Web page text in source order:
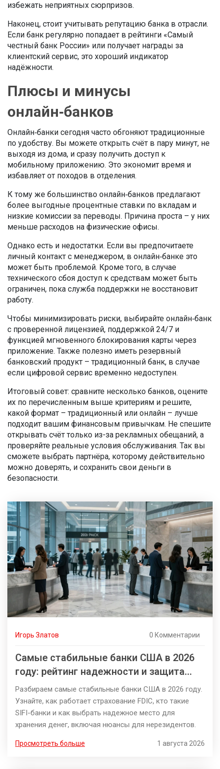
избежать неприятных сюрпризов.
Наконец, стоит учитывать репутацию банка в отрасли.
Если банк регулярно попадает в рейтинги «Самый
честный банк России» или получает награды за
клиентский сервис, это хороший индикатор
надёжности.
Плюсы и минусы
онлайн‑банков
Онлайн‑банки сегодня часто обгоняют традиционные
по удобству. Вы можете открыть счёт в пару минут, не
выходя из дома, и сразу получить доступ к
мобильному приложению. Это экономит время и
избавляет от походов в отделения.
К тому же большинство онлайн‑банков предлагают
более выгодные процентные ставки по вкладам и
низкие комиссии за переводы. Причина проста – у них
меньше расходов на физические офисы.
Однако есть и недостатки. Если вы предпочитаете
личный контакт с менеджером, в онлайн‑банке это
может быть проблемой. Кроме того, в случае
технического сбоя доступ к средствам может быть
ограничен, пока служба поддержки не восстановит
работу.
Чтобы минимизировать риски, выбирайте онлайн‑банк
с проверенной лицензией, поддержкой 24/7 и
функцией мгновенного блокирования карты через
приложение. Также полезно иметь резервный
банковский продукт – традиционный банк, в случае
если цифровой сервис временно недоступен.
Итоговый совет: сравните несколько банков, оцените
их по перечисленным выше критериям и решите,
какой формат – традиционный или онлайн – лучше
подходит вашим финансовым привычкам. Не спешите
открывать счёт только из-за рекламных обещаний, а
проверяйте реальные условия обслуживания. Так вы
сможете выбрать партнёра, которому действительно
можно доверять, и сохранить свои деньги в
безопасности.
Игорь Златов 0 Комментарии
Самые стабильные банки США в 2026
году: рейтинг надежности и защита
вкладов
Разбираем самые стабильные банки США в 2026 году.
Узнайте, как работает страхование FDIC, кто такие
SIFI-банки и как выбрать надежное место для
хранения денег, включая нюансы для нерезидентов.
Просмотреть больше 1 августа 2026